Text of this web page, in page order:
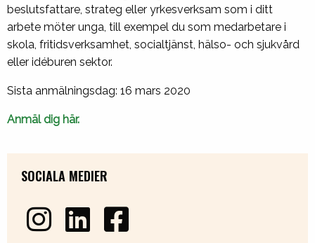
beslutsfattare, strateg eller yrkesverksam som i ditt
arbete möter unga, till exempel du som medarbetare i
skola, fritidsverksamhet, socialtjänst, hälso- och sjukvård
eller idéburen sektor.
Sista anmälningsdag: 16 mars 2020
Anmäl dig här.
SOCIALA MEDIER